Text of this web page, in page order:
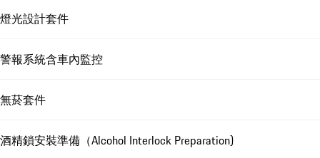
燈光設計套件
警報系統含車內監控
無菸套件
酒精鎖安裝準備（Alcohol Interlock Preparation)